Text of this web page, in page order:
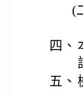
(
四、
五、